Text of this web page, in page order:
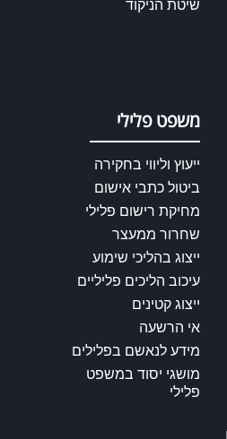
שיטת הניקוד
משפט פלילי
ייעוץ וליווי בחקירה
ביטול כתבי אישום
מחיקת רישום פלילי
שחרור ממעצר
ייצוג בהליכי שימוע
עיכוב הליכים פליליים
ייצוג קטינים
אי הרשעה
מידע לנאשם בפלילים
מושגי יסוד במשפט
פלילי